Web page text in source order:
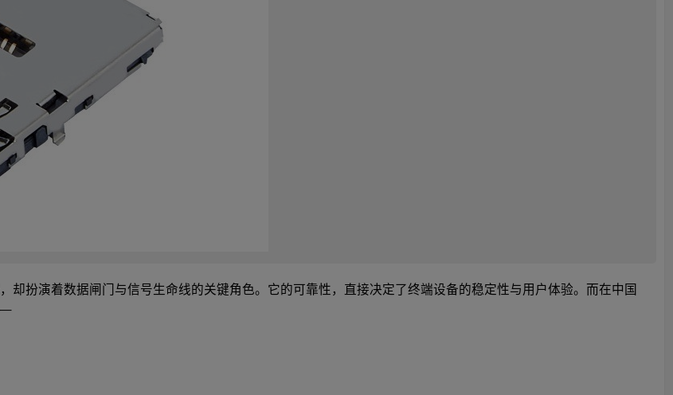
扮演着数据闸门与信号生命线的关键角色。它的可靠性，直接决定了终端设备的稳定性与用户体验。而在中国